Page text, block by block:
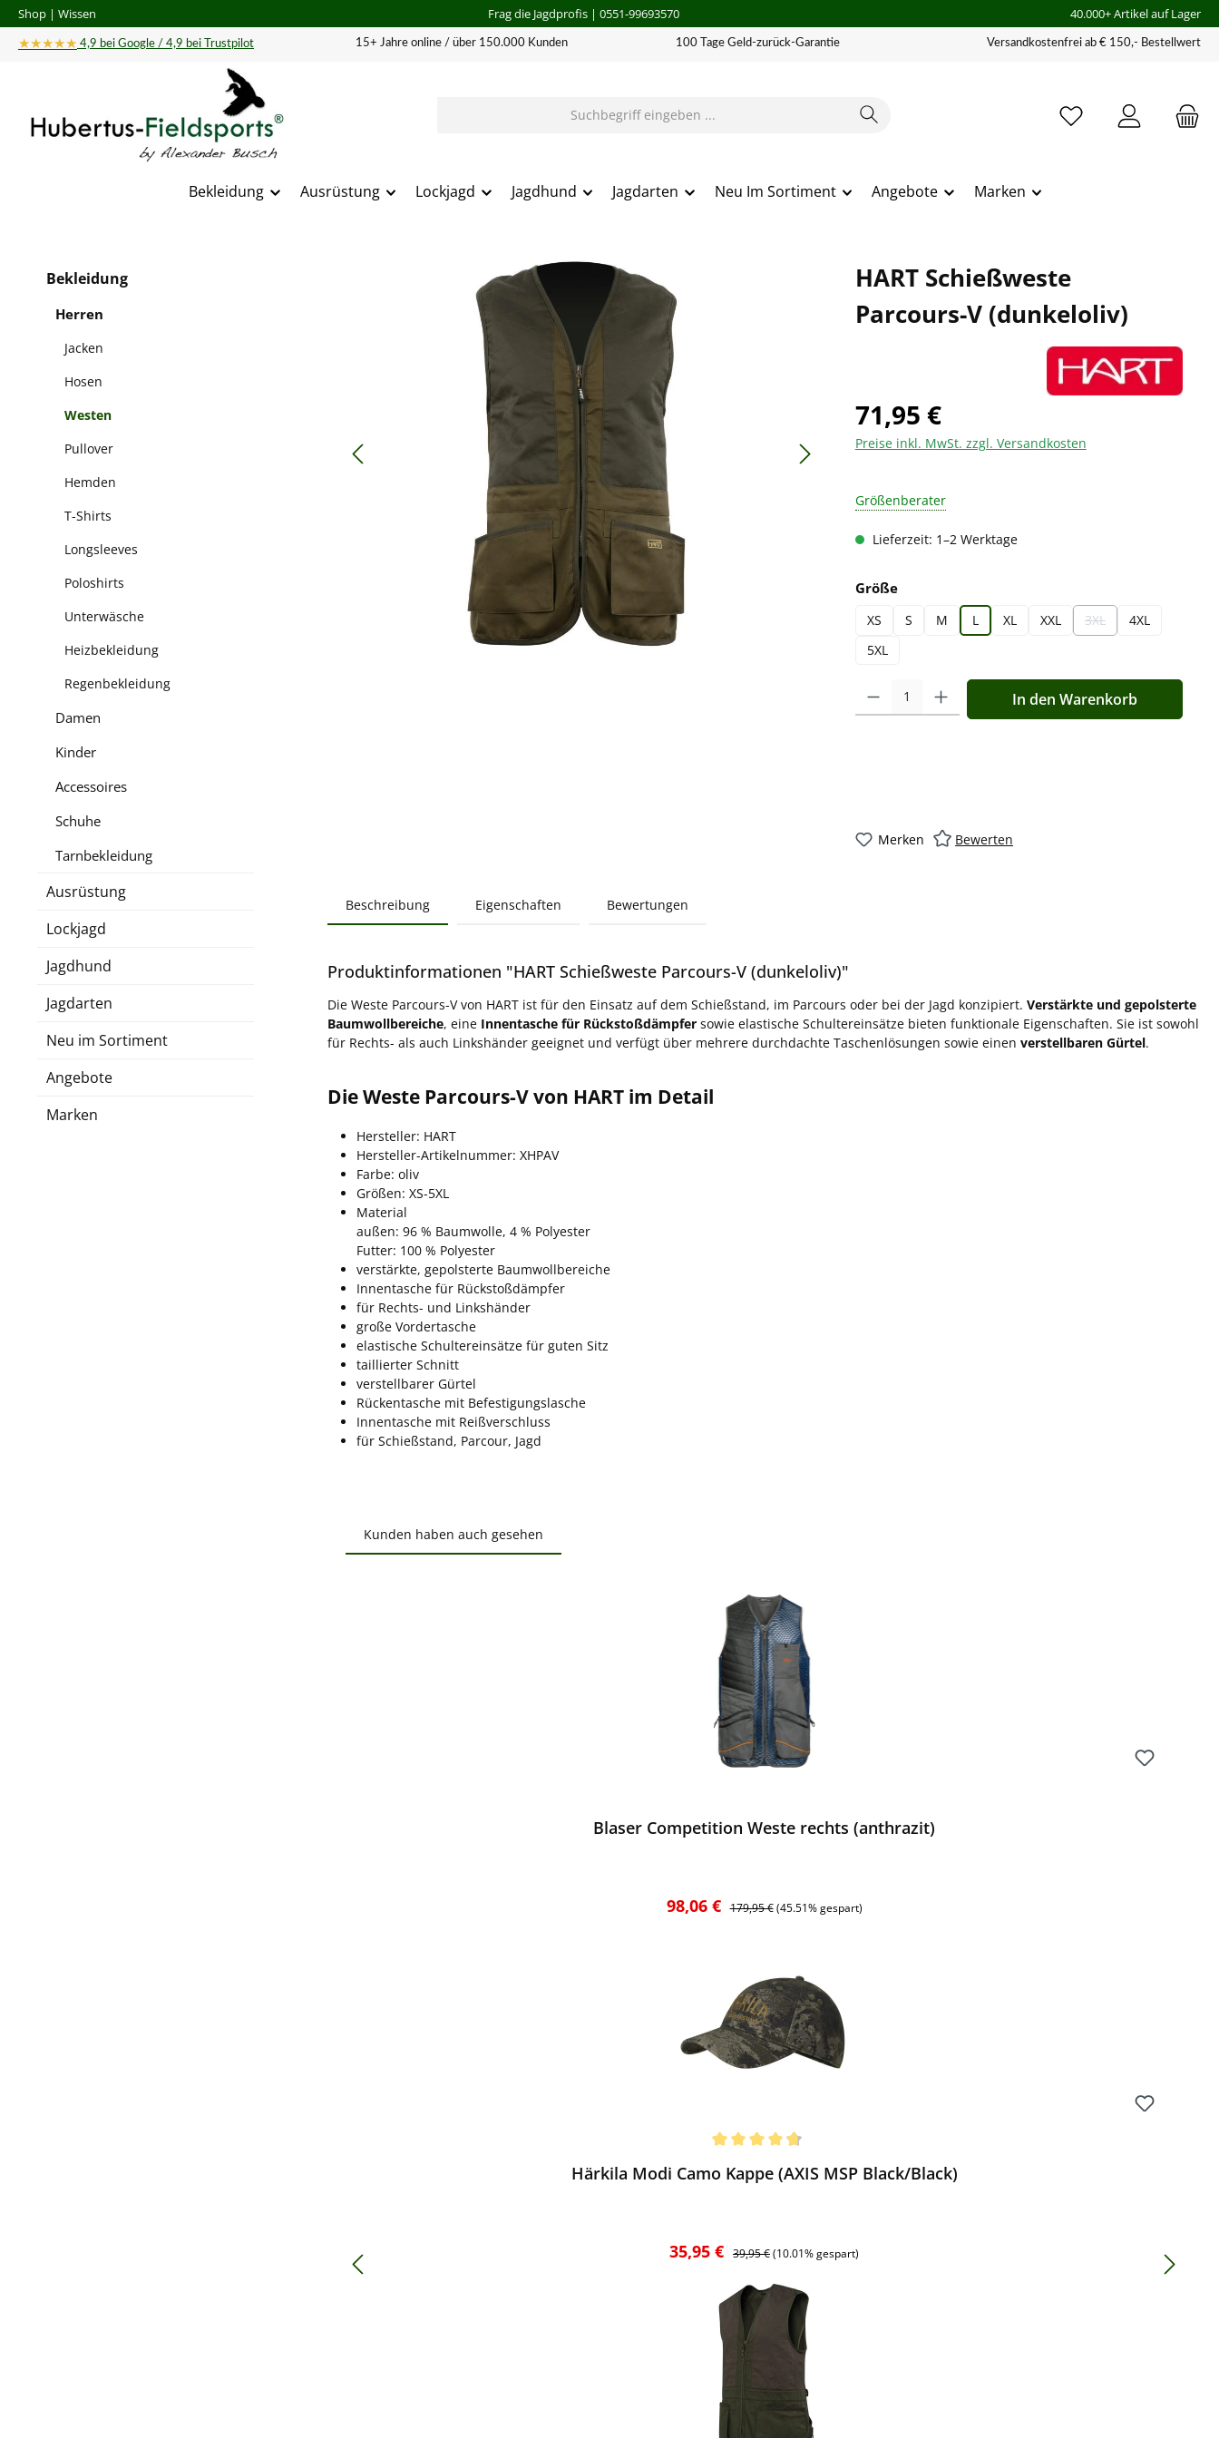
Hauptinhalt springen
Zur Suche springen
Zur Hauptnavigation springen
Shop | Wissen Frag die Jagdprofis| 0551-99693570 40.000+ Artikel auf Lager
★★★★★ 4,9 bei Google / 4,9 bei Trustpilot 15+ Jahre online / über 150.000 Kunden 100 Tage Geld-zurück-Garantie Versandkostenfrei ab € 150,- Bestellwert
Bekleidung Ausrüstung Lockjagd Jagdhund Jagdarten Neu Im Sortiment Angebote Marken
Bekleidung
Herren
Jacken
Hosen
Westen
Pullover
Hemden
T-Shirts
Longsleeves
Poloshirts
Unterwäsche
Heizbekleidung
Regenbekleidung
Damen
Kinder
Accessoires
Schuhe
Tarnbekleidung
Ausrüstung
Lockjagd
Jagdhund
Jagdarten
Neu im Sortiment
Angebote
Marken
HART Schießweste
Parcours-V (dunkeloliv)
71,95 €
Preise inkl. MwSt. zzgl. Versandkosten
Größenberater
Lieferzeit: 1–2 Werktage
Größeauswählen
XS S M L XL XXL 3XL
(Diese Option ist
4XL
5XL
Produkt Anzahl: Gib den gewünschten Wert ein oder
In den Warenkorb
Merken Bewerten
Beschreibung Eigenschaften Bewertungen
Produktinformationen "HART Schießweste Parcours-V (dunkeloliv)"
Die Weste Parcours-V von HART ist für den Einsatz auf dem Schießstand, im Parcours oder bei der Jagd konzipiert. Verstärkte und gepolsterte
Baumwollbereiche, eine Innentasche für Rückstoßdämpfer sowie elastische Schultereinsätze bieten funktionale Eigenschaften. Sie ist sowohl
für Rechts- als auch Linkshänder geeignet und verfügt über mehrere durchdachte Taschenlösungen sowie einen verstellbaren Gürtel.
Die Weste Parcours-V von HART im Detail
Hersteller: HART
Hersteller-Artikelnummer: XHPAV
Farbe: oliv
Größen: XS-5XL
Material
außen: 96 % Baumwolle, 4 % Polyester
Futter: 100 % Polyester
verstärkte, gepolsterte Baumwollbereiche
Innentasche für Rückstoßdämpfer
für Rechts- und Linkshänder
große Vordertasche
elastische Schultereinsätze für guten Sitz
taillierter Schnitt
verstellbarer Gürtel
Rückentasche mit Befestigungslasche
Innentasche mit Reißverschluss
für Schießstand, Parcour, Jagd
Kunden haben auch gesehen
Blaser Competition Weste rechts (anthrazit)
Verkaufspreis:
98,06 € Regulärer Preis:
179,95 € (45.51% gespart)
Härkila Modi Camo Kappe (AXIS MSP Black/Black)
Verkaufspreis:
35,95 € Regulärer Preis:
39,95 €(10.01% gespart)